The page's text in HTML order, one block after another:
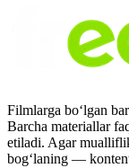
Filmlarga bo‘lgan
Barcha materiallar
etiladi. Agar
bog‘laning —